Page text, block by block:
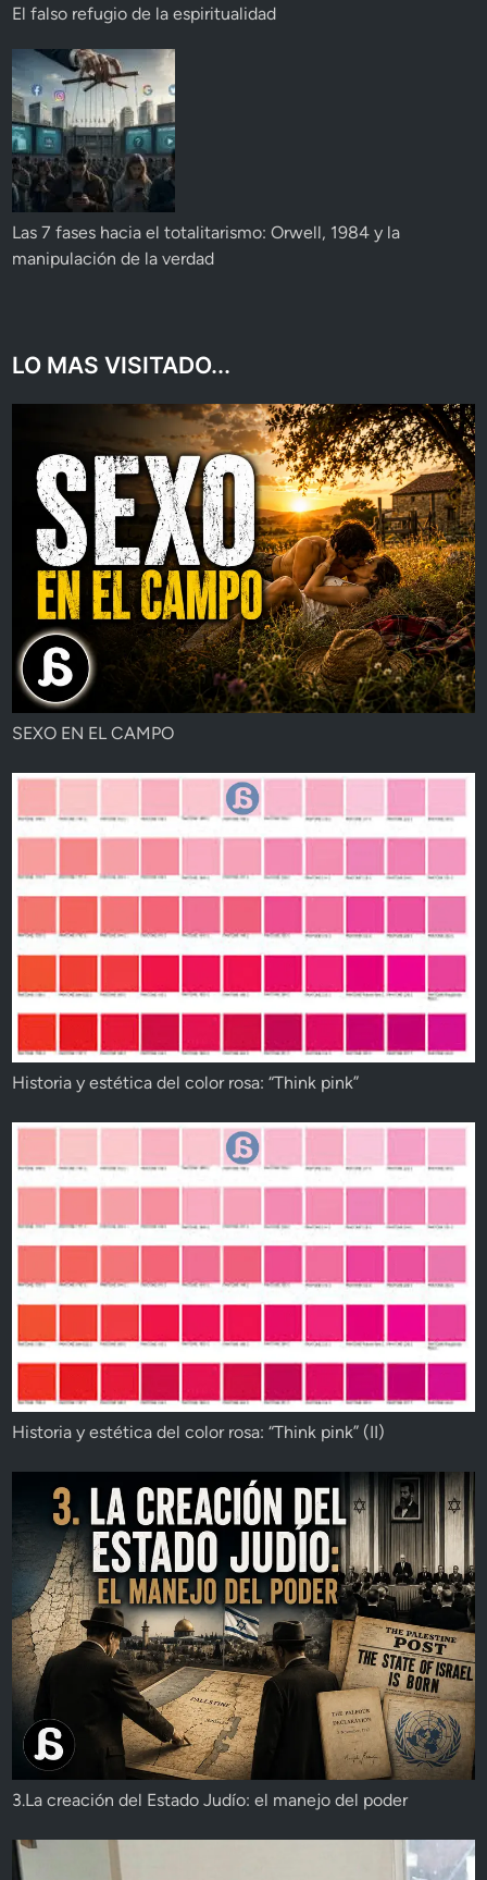
El falso refugio de la espiritualidad
Las 7 fases hacia el totalitarismo: Orwell, 1984 y la
manipulación de la verdad
LO MAS VISITADO...
SEXO EN EL CAMPO
Historia y estética del color rosa: “Think pink”
Historia y estética del color rosa: “Think pink” (II)
3.La creación del Estado Judío: el manejo del poder